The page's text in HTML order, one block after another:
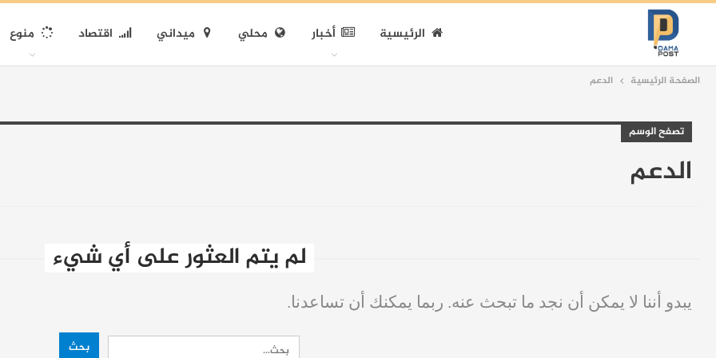
الرئيسية أخبار محلي ميداني اقتصاد منوع
الصفحة الرئيسية الدعم
تصفح الوسم
الدعم
لم يتم العثور على أي شيء
يبدو أننا لا يمكن أن نجد ما تبحث عنه. ربما يمكنك أن تساعدنا.